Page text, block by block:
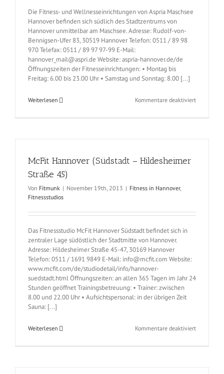
Die Fitness- und Wellnesseinrichtungen von Aspria Maschsee
Hannover befinden sich südlich des Stadtzentrums von
Hannover unmittelbar am Maschsee. Adresse: Rudolf-von-
Bennigsen-Ufer 83, 30519 Hannover Telefon: 0511 / 89 98
970 Telefax: 0511 / 89 97 97-99 E-Mail:
hannover_mail@aspri.de Website: aspria-hannover.de/de
Öffnungszeiten der Fitnesseinrichtungen: • Montag bis
Freitag: 6.00 bis 23.00 Uhr • Samstag und Sonntag: 8.00 [...]
Weiterlesen Kommentare deaktiviertfür
McFit Hannover (Südstadt – Hildesheimer
Straße 45)
Von Fitmunk | November 19th, 2013 | Fitness in Hannover,
Fitnessstudios
Das Fitnessstudio McFit Hannover Südstadt befindet sich in
zentraler Lage südöstlich der Stadtmitte von Hannover.
Adresse: Hildesheimer Straße 45-47, 30169 Hannover
Telefon: 0511 / 1691 9849 E-Mail: info@mcfit.com Website:
www.mcfit.com/de/studiodetail/info/hannover-
suedstadt.html Öffnungszeiten: an allen 365 Tagen im Jahr 24
Stunden geöffnet Trainingsbetreuung: • Trainer: zwischen
8.00 und 22.00 Uhr • Aufsichtspersonal: in der übrigen Zeit
Sauna: [...]
Weiterlesen Kommentare deaktiviertfür